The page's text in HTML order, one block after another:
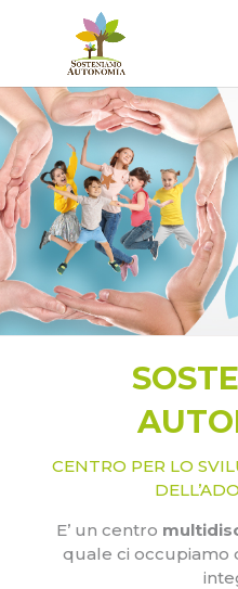
CENTRO PER LO
E’ un centro
quale ci occupiamo